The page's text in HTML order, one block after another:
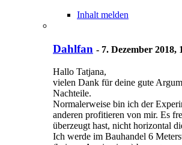
Inhalt melden
Dahlfan - 7. Dezember 2018,
Hallo Tatjana,
vielen Dank für deine gute
Nachteile.
Normalerweise bin ich der
anderen profitieren von mir. Es
überzeugt hast, nicht horizontal
Ich werde im Bauhandel 6